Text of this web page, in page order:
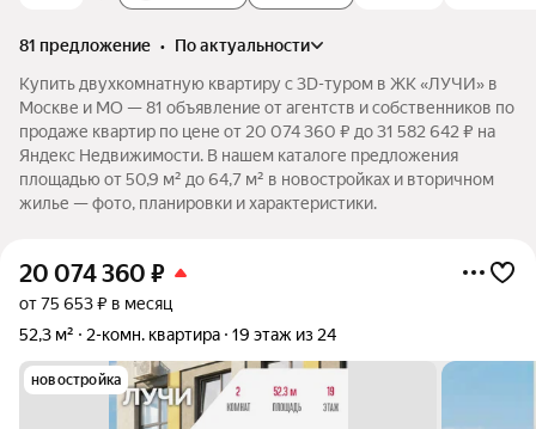
81 предложение •
по актуальности
Купить двухкомнатную квартиру c 3D-туром в ЖК «ЛУЧИ» в
Москве и МО — 81 объявление от агентств и собственников по
продаже квартир по цене от 20 074 360 ₽ до 31 582 642 ₽ на
Яндекс Недвижимости. В нашем каталоге предложения
площадью от 50,9 м² до 64,7 м² в новостройках и вторичном
жилье — фото, планировки и характеристики.
20 074 360 ₽
от 75 653 ₽ в месяц
52,3 м²
2-комн. квартира 19 этаж из 24
новостройка